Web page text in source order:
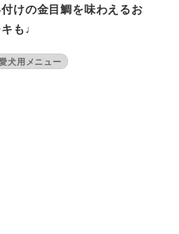
けの金目鯛を味わえるお
も♩
犬用メニュー